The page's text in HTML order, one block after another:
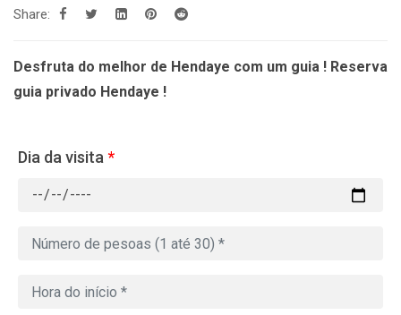
Share:
Desfruta do melhor de Hendaye com um guia ! Reserva
guia privado Hendaye !
Dia da visita*